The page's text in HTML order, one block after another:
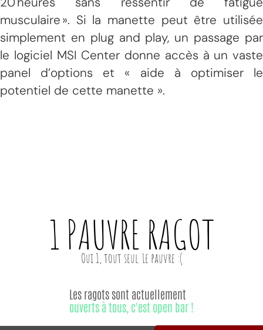
musculaire ». Si la manette peut être utilisée
simplement en plug and play, un passage par
le logiciel MSI Center donne accès à un vaste
panel d’options et « aide à optimiser le
potentiel de cette manette ».
1 PAUVRE RAGOT
Les ragots sont actuellement
ouverts à tous, c'est open bar !